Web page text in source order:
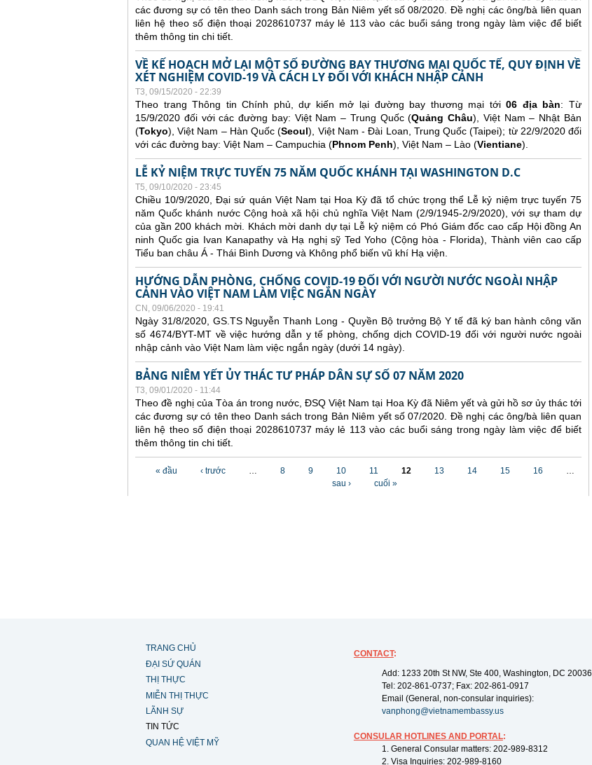
các đương sự có tên theo Danh sách trong Bản Niêm yết số 08/2020. Đề nghị các ông/bà liên quan
liên hệ theo số điện thoại 2028610737 máy lẻ 113 vào các buổi sáng trong ngày làm việc để biết
thêm thông tin chi tiết.
VỀ KẾ HOẠCH MỞ LẠI MỘT SỐ ĐƯỜNG BAY THƯƠNG MẠI QUỐC TẾ, QUY ĐỊNH VỀ
XÉT NGHIỆM COVID-19 VÀ CÁCH LY ĐỐI VỚI KHÁCH NHẬP CẢNH
T3, 09/15/2020 - 22:39
Theo trang Thông tin Chính phủ, dự kiến mở lại đường bay thương mại tới06 địa bàn:Từ
15/9/2020 đối với các đường bay: Việt Nam – Trung Quốc (Quảng Châu), Việt Nam – Nhật Bản
(Tokyo), Việt Nam – Hàn Quốc (Seoul), Việt Nam - Đài Loan, Trung Quốc (Taipei); từ 22/9/2020 đối
với các đường bay: Việt Nam – Campuchia (Phnom Penh), Việt Nam – Lào (Vientiane).
LỄ KỶ NIỆM TRỰC TUYẾN 75 NĂM QUỐC KHÁNH TẠI WASHINGTON D.C
T5, 09/10/2020 - 23:45
Chiều 10/9/2020, Đại sứ quán Việt Nam tại Hoa Kỳ đã tổ chức trọng thể Lễ kỷ niệm trực tuyến 75
năm Quốc khánh nước Cộng hoà xã hội chủ nghĩa Việt Nam (2/9/1945-2/9/2020), với sự tham dự
của gần 200 khách mời. Khách mời danh dự tại Lễ kỷ niệm có Phó Giám đốc cao cấp Hội đồng An
ninh Quốc gia Ivan Kanapathy và Hạ nghị sỹ Ted Yoho (Cộng hòa - Florida), Thành viên cao cấp
Tiểu ban châu Á - Thái Bình Dương và Không phổ biến vũ khí Hạ viện.
HƯỚNG DẪN PHÒNG, CHỐNG COVID-19 ĐỐI VỚI NGƯỜI NƯỚC NGOÀI NHẬP
CẢNH VÀO VIỆT NAM LÀM VIỆC NGẮN NGÀY
CN, 09/06/2020 - 19:41
Ngày 31/8/2020, GS.TS Nguyễn Thanh Long - Quyền Bộ trưởng Bộ Y tế đã ký ban hành công văn
số 4674/BYT-MT về việc hướng dẫn y tế phòng, chống dịch COVID-19 đối với người nước ngoài
nhập cảnh vào Việt Nam làm việc ngắn ngày (dưới 14 ngày).
BẢNG NIÊM YẾT ỦY THÁC TƯ PHÁP DÂN SỰ SỐ 07 NĂM 2020
T3, 09/01/2020 - 11:44
Theo đề nghị của Tòa án trong nước, ĐSQ Việt Nam tại Hoa Kỳ đã Niêm yết và gửi hồ sơ ủy thác tới
các đương sự có tên theo Danh sách trong Bản Niêm yết số 07/2020. Đề nghị các ông/bà liên quan
liên hệ theo số điện thoại 2028610737 máy lẻ 113 vào các buổi sáng trong ngày làm việc để biết
thêm thông tin chi tiết.
Các trang
« đầu ‹ trước … 8 9 10 11 12 13 14 15 16
…
sau ›
cuối »
TRANG CHỦ
ĐẠI SỨ QUÁN
THỊ THỰC
MIỄN THỊ THỰC
LÃNH SỰ
TIN TỨC
QUAN HỆ VIỆT MỸ
CONTACT:
Add: 1233 20th St NW, Ste 400, Washington, DC 20036
Tel: 202-861-0737; Fax: 202-861-0917
Email (General, non-consular inquiries):
vanphong@vietnamembassy.us
CONSULAR HOTLINES AND PORTAL:
1. General Consular matters: 202-989-8312
2. Visa Inquiries: 202-989-8160